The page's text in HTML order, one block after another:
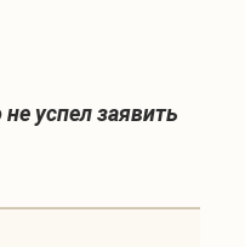
успел заявить